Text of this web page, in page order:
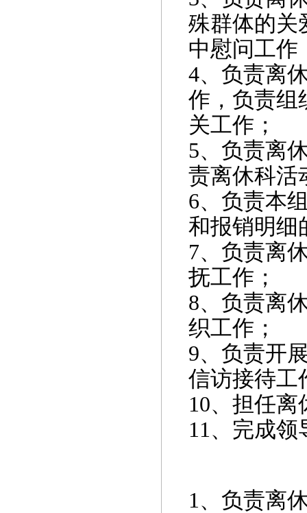
殊群体的关
中慰问工作
4、负责离
作，负责组
关工作；
5、负责离
责离休科活
6、负责本
和报销明细
7、负责离
抚工作；
8、负责离
织工作；
9、负责开
信访接待工
10、担任离
11、完成领
1、负责离